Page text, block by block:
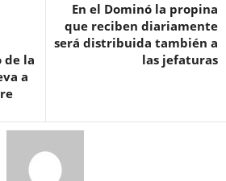
de la
a
En el Dominó la propina
que reciben diariamente
será distribuida también a
las jefaturas